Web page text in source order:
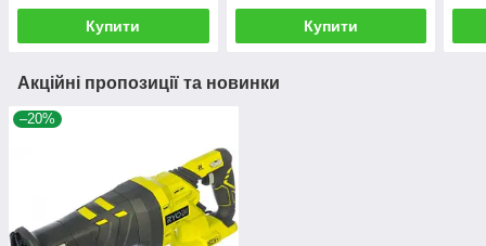
Купити Купити
Акційні пропозиції та новинки
–20%